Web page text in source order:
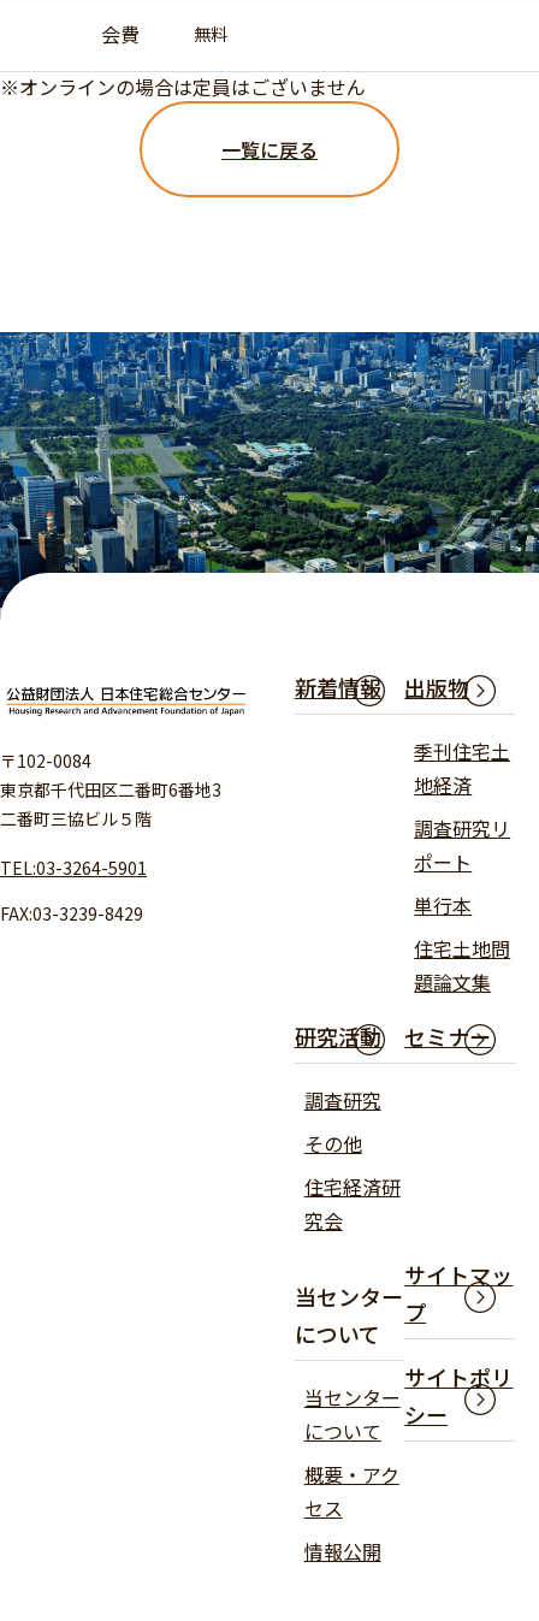
会費 無料
※オンラインの場合は定員はございません
一覧に戻る
〒102-0084
東京都千代田区二番町6番地3
二番町三協ビル５階
TEL:03-3264-5901
FAX:03-3239-8429
新着情報 出版物
季刊住宅土
地経済
調査研究リ
ポート
単行本
住宅土地問
題論文集
研究活動
調査研究
その他
住宅経済研
究会
セミナー
当センター
について
当センター
について
概要・アク
セス
情報公開
サイトマッ
プ
サイトポリ
シー